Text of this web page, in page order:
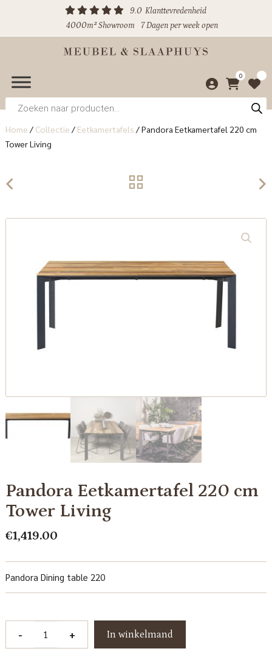
9.0 Klanttevredenheid
4000m² Showroom
7 Dagen per week open
0
Producten
zoeken
Home / Collectie / Eetkamertafels /Pandora Eetkamertafel 220 cm
Tower Living
Pandora Eetkamertafel 220 cm
Tower Living
€1,419.00
Pandora Dining table 220
-
Eetkamertafel
+ In winkelmand